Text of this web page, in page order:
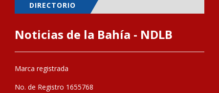
DIRECTORIO
Noticias de la Bahía - NDLB
Marca registrada
No. de Registro 1655768